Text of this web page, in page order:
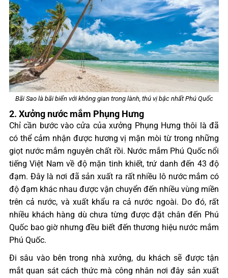
Bãi Sao là bãi biển với không gian trong lành, thú vị bậc nhất Phú Quốc
2. Xưởng nước mắm Phụng Hưng
Chỉ cần bước vào cửa của xưởng Phụng Hưng thôi là đã
có thể cảm nhận được hương vị mặn mòi từ trong những
giọt nước mắm nguyên chất rồi. Nước mắm Phú Quốc nổi
tiếng Việt Nam về độ mặn tinh khiết, trứ danh đến 43 độ
đạm. Đây là nơi đã sản xuất ra rất nhiều lô nước mắm có
độ đạm khác nhau được vận chuyển đến nhiều vùng miền
trên cả nước, và xuất khẩu ra cả nước ngoài. Do đó, rất
nhiều khách hàng dù chưa từng được đặt chân đến Phú
Quốc bao giờ nhưng đều biết đến thương hiệu nước mắm
Phú Quốc.
Đi sâu vào bên trong nhà xưởng, du khách sẽ được tận
mắt quan sát cách thức mà công nhân nơi đây sản xuất